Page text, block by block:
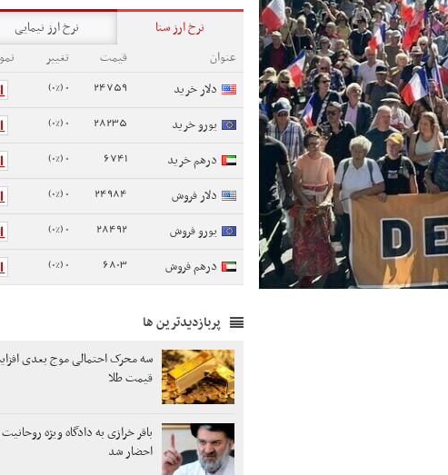
نرخ ارز سنا
نرخ ارز نیمایی
عنوان
قیمت تغییر
دلار خرید
24759
0 (0%)
یورو خرید 28235
0 (0%)
درهم خرید 6741
0 (0%)
دلار فروش 24984
0 (0%)
یورو فروش 28492
0 (0%)
درهم فروش 6803
0 (0%)
پربازدیدترین ها
سه محرک احتمالی موج بعدی
قیمت طلا
باقر خرازی به دادگاه ویژه روحانیت
احضار شد